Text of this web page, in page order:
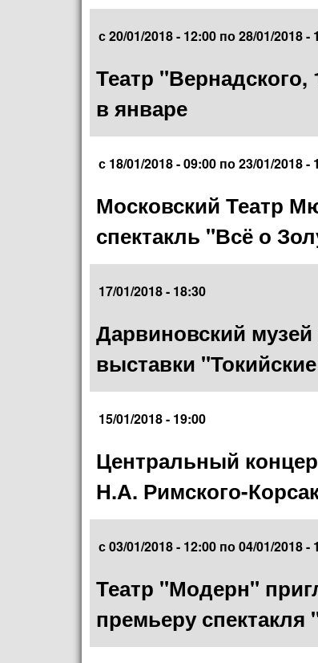
с20/01/2018 - 12:00 по28/01/2018 -
Театр "Вернадского,
в январе
с 18/01/2018 - 09:00 по23/01/2018 -
Московский Театр
спектакль "Всё о
17/01/2018 - 18:30
Дарвиновский
выставки
15/01/2018 - 19:00
Центральный
Н.А. Римского-
с03/01/2018 - 12:00 по04/01/2018 -
Театр "Модерн"
премьеру